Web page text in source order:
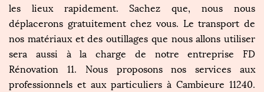
les lieux rapidement. Sachez que, nous nous
déplacerons gratuitement chez vous. Le transport de
nos matériaux et des outillages que nous allons utiliser
sera aussi à la charge de notre entreprise FD
Rénovation 11. Nous proposons nos services aux
professionnels et aux particuliers à Cambieure 11240.